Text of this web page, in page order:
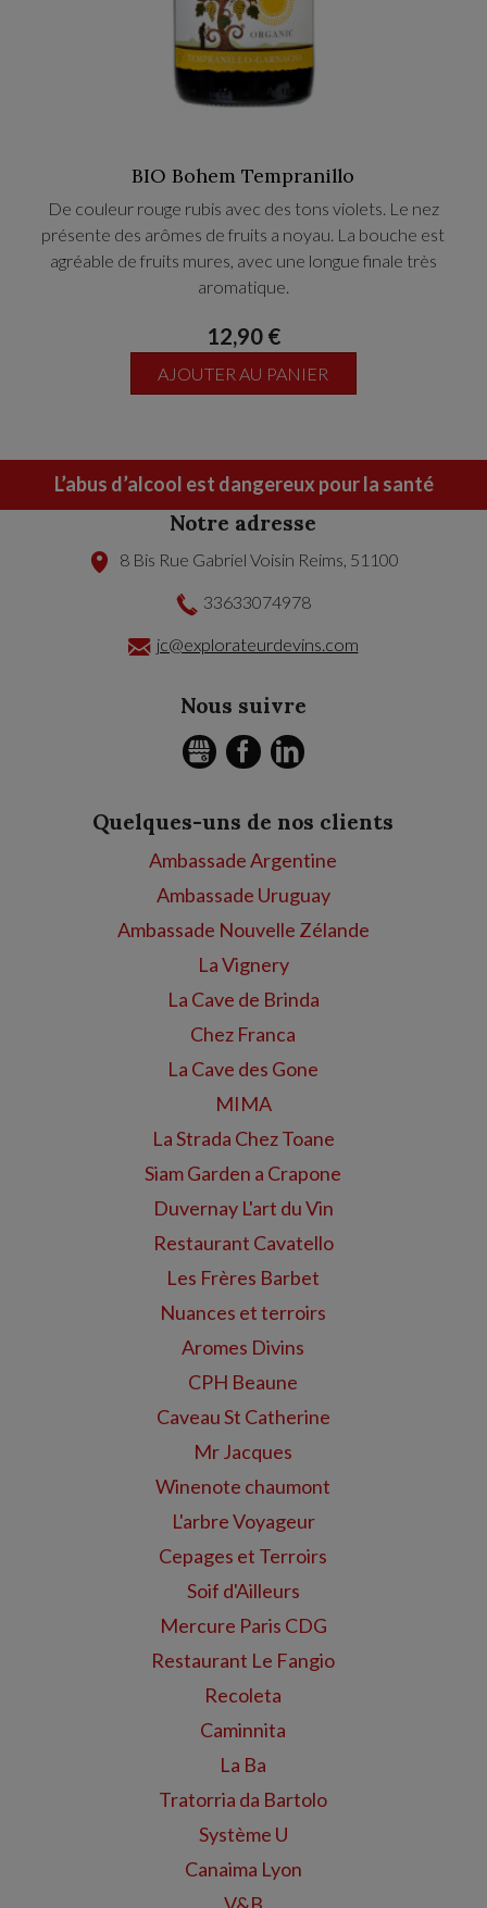
BIO Bohem Tempranillo
De couleur rouge rubis avec des tons violets. Le nez
présente des arômes de fruits a noyau. La bouche est
agréable de fruits mures, avec une longue finale très
aromatique.
Pour l apéro et Il se marie bien avec les viandes rouges, les
petits et grands gibiers, les fromages forts et les saucisses.
Température de service entre 22ºC et 24ºC, Espagne
12,90 €
AJOUTER AU PANIER
L’abus d’alcool est dangereux pour la santé
Notre adresse
8 Bis Rue Gabriel Voisin Reims 51100
33633074978
jc@explorateurdevins.com
Nous suivre
GMB FACEBOOK
Quelques-uns de nos clients
Ambassade Argentine
Ambassade Uruguay
Ambassade Nouvelle Zélande
La Vignery
La Cave de Brinda
Chez Franca
La Cave des Gone
MIMA
La Strada Chez Toane
Siam Garden a Crapone
Duvernay L'art du Vin
Restaurant Cavatello
Les Frères Barbet
Nuances et terroirs
Aromes Divins
CPH Beaune
Caveau St Catherine
Mr Jacques
Winenote chaumont
L'arbre Voyageur
Cepages et Terroirs
Soif d'Ailleurs
Mercure Paris CDG
Restaurant Le Fangio
Recoleta
Caminnita
La Ba
Tratorria da Bartolo
Système U
Canaima Lyon